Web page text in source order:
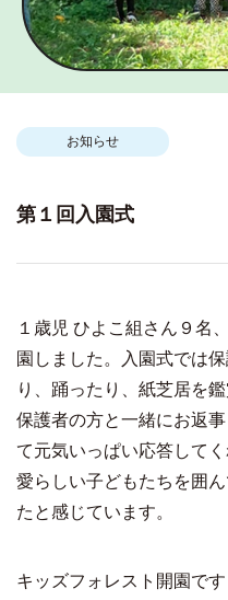
お知らせ
第１回入園式
１歳児 ひよこ組さん９名
園しました。入園式では
り、踊ったり、紙芝居を
保護者の方と一緒にお返
て元気いっぱい応答して
愛らしい子どもたちを囲
たと感じています。
キッズフォレスト開園で